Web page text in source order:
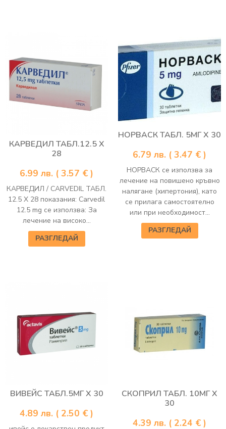
КАРВЕДИЛ ТАБЛ.12.5 Х
28
6.99 лв. ( 3.57 € )
КАРВЕДИЛ / CARVEDIL ТАБЛ.
12.5 Х 28 показания: Carvedil
12.5 mg се използва: За
лечение на високо...
РАЗГЛЕДАЙ
НОРВАСК ТАБЛ. 5МГ Х 30
6.79 лв. ( 3.47 € )
НОРВАСК се използва за
лечение на повишено кръвно
налягане (хипертония), като
се прилага самостоятелно
или при необходимост...
РАЗГЛЕДАЙ
ВИВЕЙС ТАБЛ.5МГ Х 30
4.89 лв. ( 2.50 € )
СКОПРИЛ ТАБЛ. 10МГ Х
30
4.39 лв. ( 2.24 € )